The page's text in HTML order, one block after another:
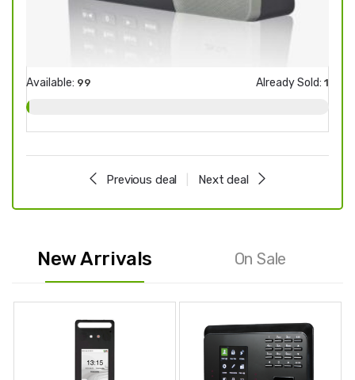
Already Sold: 1
Available: 99
Previous deal Next deal
New Arrivals On Sale